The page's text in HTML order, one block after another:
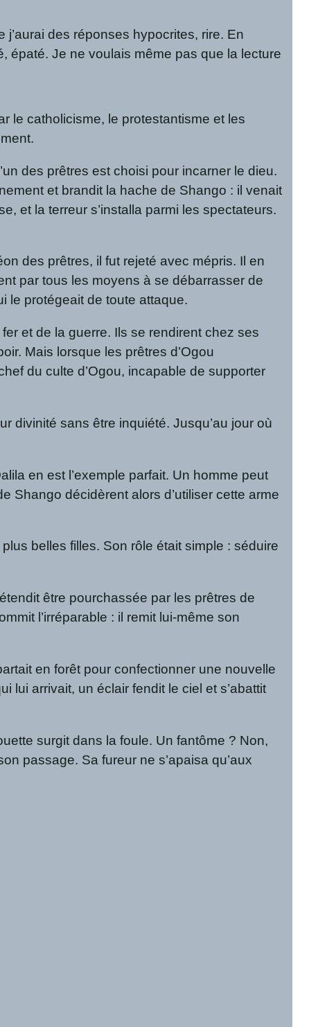
j’aurai des réponses hypocrites, rire. En
épaté. Je ne voulais même pas que la lecture
le catholicisme, le protestantisme et les
des prêtres est choisi pour incarner le dieu.
et brandit la hache de Shango : il venait
et la terreur s’installa parmi les spectateurs.
des prêtres, il fut rejeté avec mépris. Il en
par tous les moyens à se débarrasser de
le protégeait de toute attaque.
et de la guerre. Ils se rendirent chez ses
Mais lorsque les prêtres d’Ogou
du culte d’Ogou, incapable de supporter
divinité sans être inquiété. Jusqu’au jour où
en est l’exemple parfait. Un homme peut
Shango décidèrent alors d’utiliser cette arme
belles filles. Son rôle était simple : séduire
être pourchassée par les prêtres de
l’irréparable : il remit lui-même son
en forêt pour confectionner une nouvelle
lui arrivait, un éclair fendit le ciel et s’abattit
surgit dans la foule. Un fantôme ? Non,
passage. Sa fureur ne s’apaisa qu’aux